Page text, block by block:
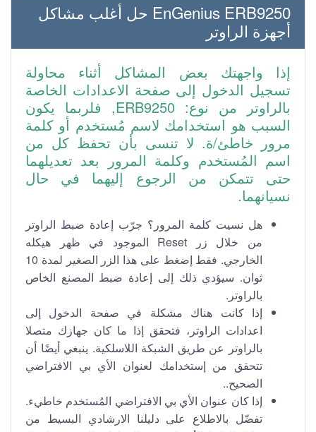
EnGenius ERB9250 حل أغلب مشاكل
أجهزة الراوتر
إذا واجهتك بعض المشاكل أثناء محاولة
تسجيل الدخول إلى صفحة الاعدادات الخاصة
بالراوتر من نوع: ERB9250, فلربما يكون
السبب هو استخدامك لاسم مُستخدم أو كلمة
مرور خاطئ/ة. لا تنسى بأن تحفظ كل من
اسم المُستخدم وكلمة المرور بعد تعديلهما
حتى تتمكن من الرجوع إليهما في حال
نسيانهما.
هل نسيت كلمة المرور؟ جرّب إعادة ضبط الراوتر
من خلال زر Reset الموجود في ظهر هيكله
الخارجي. فقط إضغط على هذا الزر الصغير لمدة 10
ثوان. سيؤدي ذلك إلى إعادة ضبط المصنع الخاص
بالراوتر.
إذا كانت هناك مشكلة في صفحة الدخول إلى
اعدادات الراوتر، فتحقق إذا ما كان جهازك متصلا
بالراوتر عن طريق الشبكة اللاسلكية. ينبغي أيضًا أن
تتحقق من إستخدامك لعنوان الأي بي الافتراضي
الصحيح..
إذا كان عنوان الأي بي الافتراضي المُستخدم خاطيء.
تفضّل بالاطلاع على دليلنا الارشادي البسيط من